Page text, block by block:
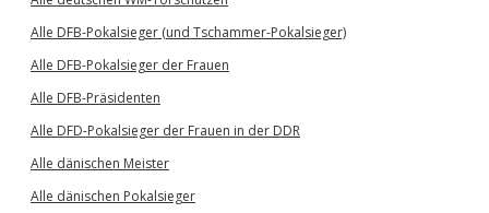
Alle DFB-Pokalsieger (und Tschammer-Pokalsieger)
Alle DFB-Pokalsieger der Frauen
Alle DFB-Präsidenten
Alle DFD-Pokalsieger der Frauen in der DDR
Alle dänischen Meister
Alle dänischen Pokalsieger